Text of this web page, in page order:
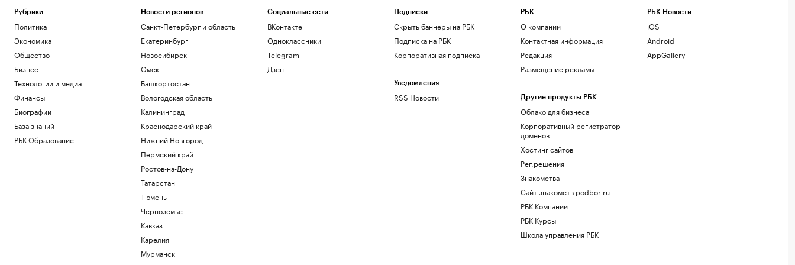
Рубрики
Политика
Экономика
Общество
Бизнес
Технологии и медиа
Финансы
Биографии
База знаний
РБК Образование
Новости регионов
Санкт-Петербург и область
Екатеринбург
Новосибирск
Омск
Башкортостан
Вологодская область
Калининград
Краснодарский край
Нижний Новгород
Пермский край
Ростов-на-Дону
Татарстан
Тюмень
Черноземье
Кавказ
Карелия
Мурманск
Социальные сети
ВКонтакте
Одноклассники
Telegram
Дзен
Подписки
Скрыть баннеры на РБК
Подписка на РБК
Корпоративная подписка
Уведомления
RSS Новости
РБК
О компании
Контактная информация
Редакция
Размещение рекламы
Другие продукты РБК
Облако для бизнеса
Корпоративный регистратор
доменов
Хостинг сайтов
Рег.решения
Знакомства
Сайт знакомств podbor.ru
РБК Компании
РБК Курсы
Школа управления РБК
РБК Новости
iOS
Android
AppGallery